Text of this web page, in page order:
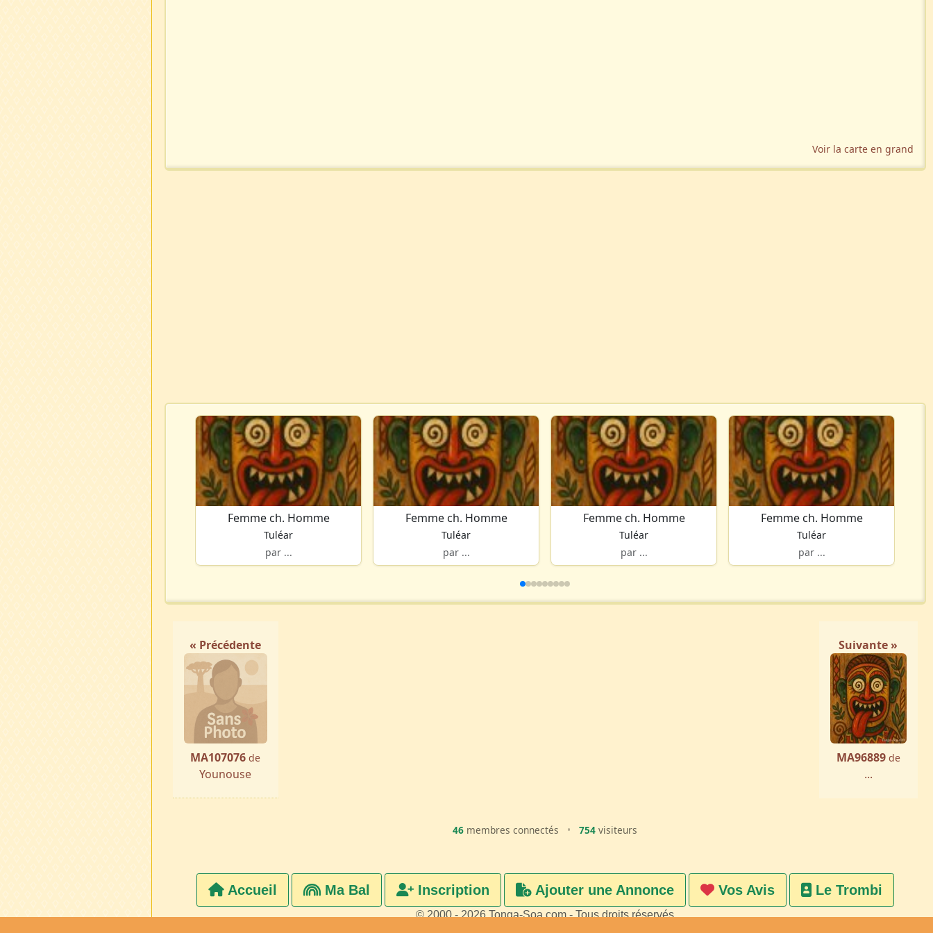
Voir la carte en grand
Femme ch. Homme
Tuléar
par ...
Femme ch. Homme
Tuléar
par ...
Femme ch. Homme
Tuléar
par ...
Femme ch. Homme
Tuléar
par ...
« Précédente
MA107076 de
Younouse
Suivante »
MA96889 de
...
46 membres connectés • 754 visiteurs
Accueil Ma Bal Inscription Ajouter une Annonce Vos Avis Le Trombi
© 2000 - 2026 Tonga-Soa.com - Tous droits réservés